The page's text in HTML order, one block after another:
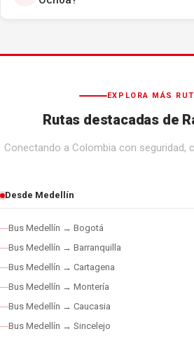
EXPLORA MÁS
Rutas destacadas de
Conectando a Colombia con seguridad,
Desde Medellín
Bus Medellín → Bogotá
Bus Medellín → Barranquilla
Bus Medellín → Cartagena
Bus Medellín → Montería
Bus Medellín → Caucasia
Bus Medellín → Sincelejo